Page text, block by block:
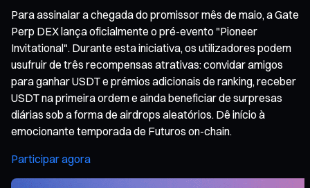
Para assinalar a chegada do promissor mês de maio, a Gate
Perp DEX lança oficialmente o pré-evento "Pioneer
Invitational". Durante esta iniciativa, os utilizadores podem
usufruir de três recompensas atrativas: convidar amigos
para ganhar USDT e prémios adicionais de ranking, receber
USDT na primeira ordem e ainda beneficiar de surpresas
diárias sob a forma de airdrops aleatórios. Dê início à
emocionante temporada de Futuros on-chain.
Participar agora